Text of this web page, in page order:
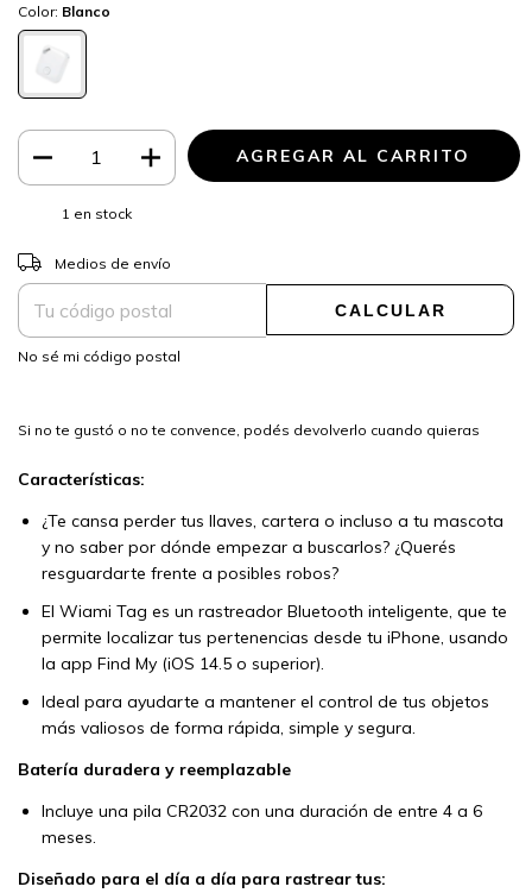
Color: Blanco
1 en stock
Entregas para el CP:
Medios de envío
CALCULAR
No sé mi código postal
Si no te gustó o no te convence, podés devolverlo cuando quieras
Características:
¿Te cansa perder tus llaves, cartera o incluso a tu mascota
y no saber por dónde empezar a buscarlos? ¿Querés
resguardarte frente a posibles robos?
El Wiami Tag es un rastreador Bluetooth inteligente, que te
permite localizar tus pertenencias desde tu iPhone, usando
la app Find My (iOS 14.5 o superior).
Ideal para ayudarte a mantener el control de tus objetos
más valiosos de forma rápida, simple y segura.
Batería duradera y reemplazable
Incluye una pila CR2032 con una duración de entre 4 a 6
meses.
Diseñado para el día a día para rastrear tus: